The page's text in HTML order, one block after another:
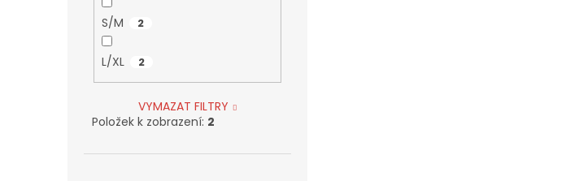
S/M 2
L/XL 2
VYMAZAT FILTRY
Položek k zobrazení: 2